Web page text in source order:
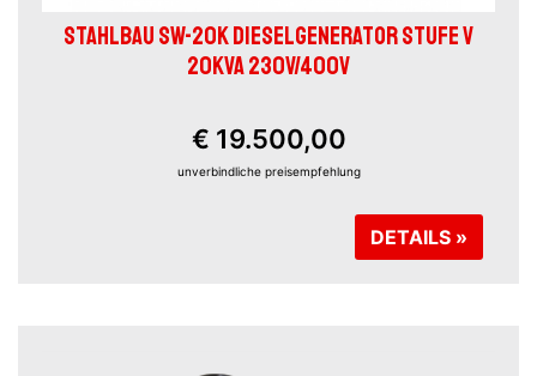
STAHLBAU SW-20K DIESELGENERATOR STUFE V
20KVA 230V/400V
€ 19.500,00
unverbindliche preisempfehlung
DETAILS »